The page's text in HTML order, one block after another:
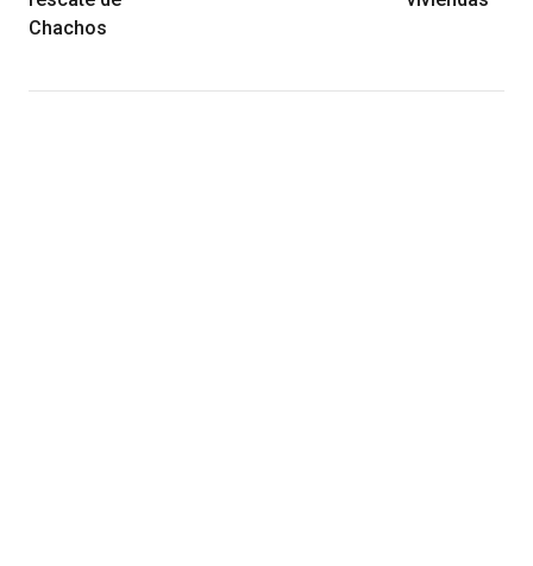
Chachos